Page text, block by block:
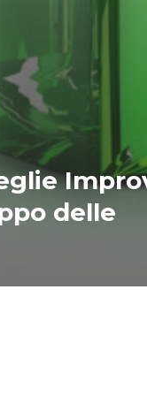
delle